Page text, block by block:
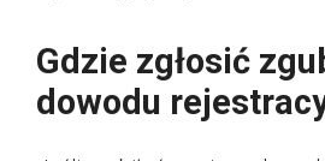
Gdzie zgłosić
dowodu